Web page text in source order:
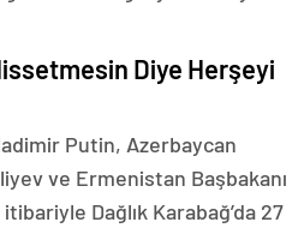
Diye Herşeyi
Putin, Azerbaycan
ve Ermenistan Başbakanı
Dağlık Karabağ’da 27